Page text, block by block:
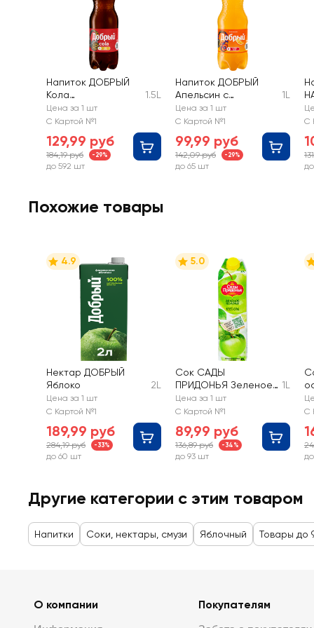
Напиток ДОБРЫЙ
Кола
низкокалорийный
газированный
1.5L
Цена за 1 шт
С Картой №1
129,99 руб
184,19 руб -29%
до 592 шт
Напиток ДОБРЫЙ
Апельсин с
витамином С
сильногазированный
1L
Цена за 1 шт
С Картой №1
99,99 руб
142,09 руб -29%
до 65 шт
С
Похожие товары
4.9
Нектар ДОБРЫЙ
Яблоко
2L
Цена за 1 шт
С Картой №1
189,99 руб
284,19 руб -33%
до 60 шт
5.0
Сок САДЫ
ПРИДОНЬЯ Зеленое
яблоко осветленный
восстановленный
1L
Цена за 1 шт
С Картой №1
89,99 руб
136,89 руб -34%
до 93 шт
С
Другие категории с этим товаром
Напитки Соки, нектары, смузи Яблочный Товары до
О компании Покупателям